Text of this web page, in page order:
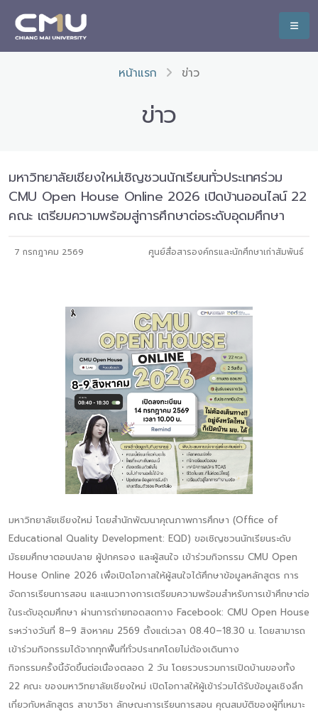
หน้าแรก ข่าว
ข่าว
มหาวิทยาลัยเชียงใหม่เชิญชวนนักเรียนทั่วประเทศร่วม
CMU Open House Online 2026 เปิดบ้านออนไลน์ 22
คณะ เตรียมความพร้อมสู่การศึกษาต่อระดับอุดมศึกษา
7 กรกฎาคม 2569 ศูนย์สื่อสารองค์กรและนักศึกษาเก่าสัมพันธ์
มหาวิทยาลัยเชียงใหม่ โดยสำนักพัฒนาคุณภาพการศึกษา (Office of
Educational Quality Development: EQD) ขอเชิญชวนนักเรียนระดับ
มัธยมศึกษาตอนปลาย ผู้ปกครอง และผู้สนใจ เข้าร่วมกิจกรรม CMU Open
House Online 2026 เพื่อเปิดโอกาสให้ผู้สนใจได้ศึกษาข้อมูลหลักสูตร การ
จัดการเรียนการสอน และแนวทางการเตรียมความพร้อมสำหรับการเข้าศึกษาต่อ
ในระดับอุดมศึกษา ผ่านการถ่ายทอดสดทาง Facebook: CMU Open House
ระหว่างวันที่ 8–9 สิงหาคม 2569 ตั้งแต่เวลา 08.40–18.30 น. โดยสามารถ
เข้าร่วมกิจกรรมได้จากทุกพื้นที่ทั่วประเทศโดยไม่ต้องเดินทาง
กิจกรรมครั้งนี้จัดขึ้นต่อเนื่องตลอด 2 วัน โดยรวบรวมการเปิดบ้านของทั้ง
22 คณะ ของมหาวิทยาลัยเชียงใหม่ เปิดโอกาสให้ผู้เข้าร่วมได้รับข้อมูลเชิงลึก
เกี่ยวกับหลักสูตร สาขาวิชา ลักษณะการเรียนการสอน คุณสมบัติของผู้ที่เหมาะ